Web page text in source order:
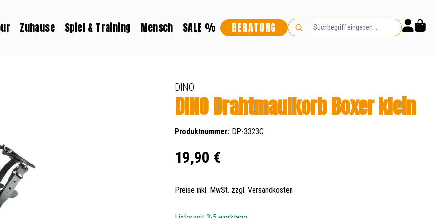
Zuhause Spiel & Training Mensch SALE % BERATUNG
DINO
DINO Drahtmaulkorb Boxer klein
Produktnummer: DP-3323C
Regulärer Preis:
19,90 €
Preise inkl. MwSt. zzgl. Versandkosten